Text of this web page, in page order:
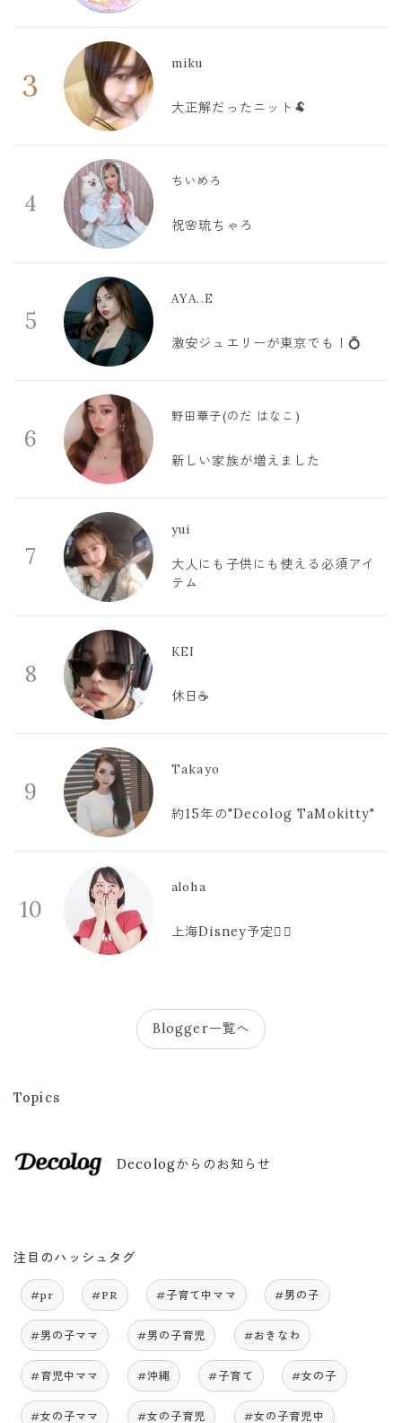
3
miku
大正解だったニット🐏
4
ちいめろ
祝🌸琉ちゃろ
5
AYA..E
激安ジュエリーが東京でも！💍
6
野田華子(のだ はなこ)
新しい家族が増えました
7
yui
大人にも子供にも使える必須アイ
テム
8
KEI
休日☕️
9
Takayo
約15年の"Decolog TaMokitty"
10
aloha
上海Disney予定🫪🩷
Blogger一覧へ
Topics
Decologからのお知らせ
注目のハッシュタグ
#pr #PR #子育て中ママ #男の子
#男の子ママ #男の子育児 #おきなわ
#育児中ママ #沖縄 #子育て #女の子
#女の子ママ #女の子育児 #女の子育児中